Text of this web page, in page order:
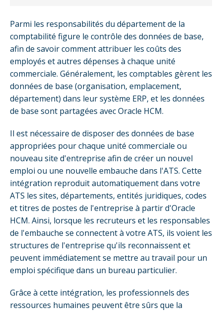
Parmi les responsabilités du département de la
comptabilité figure le contrôle des données de base,
afin de savoir comment attribuer les coûts des
employés et autres dépenses à chaque unité
commerciale. Généralement, les comptables gèrent les
données de base (organisation, emplacement,
département) dans leur système ERP, et les données
de base sont partagées avec Oracle HCM.
Il est nécessaire de disposer des données de base
appropriées pour chaque unité commerciale ou
nouveau site d'entreprise afin de créer un nouvel
emploi ou une nouvelle embauche dans l'ATS. Cette
intégration reproduit automatiquement dans votre
ATS les sites, départements, entités juridiques, codes
et titres de postes de l'entreprise à partir d'Oracle
HCM. Ainsi, lorsque les recruteurs et les responsables
de l'embauche se connectent à votre ATS, ils voient les
structures de l'entreprise qu'ils reconnaissent et
peuvent immédiatement se mettre au travail pour un
emploi spécifique dans un bureau particulier.
Grâce à cette intégration, les professionnels des
ressources humaines peuvent être sûrs que la